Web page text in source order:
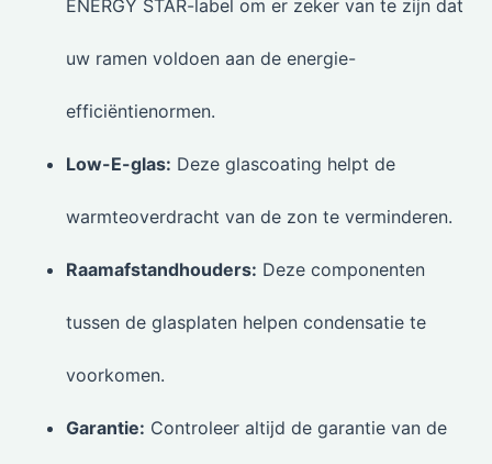
ENERGY STAR-label om er zeker van te zijn dat
uw ramen voldoen aan de energie-
efficiëntienormen.
Low-E-glas: Deze glascoating helpt de
warmteoverdracht van de zon te verminderen.
Raamafstandhouders: Deze componenten
tussen de glasplaten helpen condensatie te
voorkomen.
Garantie: Controleer altijd de garantie van de